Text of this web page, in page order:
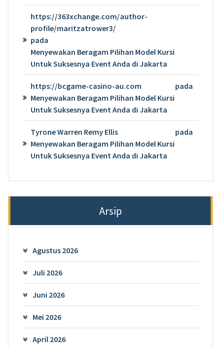
https://363xchange.com/author-
profile/maritzatrower3/
pada
Menyewakan Beragam Pilihan Model Kursi
Untuk Suksesnya Event Anda di Jakarta
https://bcgame-casino-au.com
pada
Menyewakan Beragam Pilihan Model Kursi
Untuk Suksesnya Event Anda di Jakarta
Tyrone Warren Remy Ellis
pada
Menyewakan Beragam Pilihan Model Kursi
Untuk Suksesnya Event Anda di Jakarta
Arsip
Agustus 2026
Juli 2026
Juni 2026
Mei 2026
April 2026